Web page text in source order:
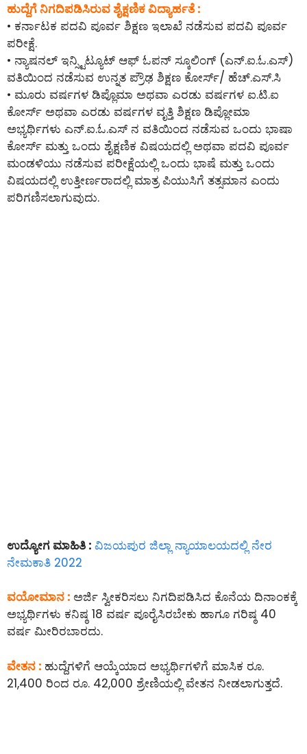
ಹುದ್ದೆಗೆ ನಿಗದಿಪಡಿಸಿರುವ ಶೈಕ್ಷಣಿಕ ವಿದ್ಯಾರ್ಹತೆ :
• ಕರ್ನಾಟಕ ಪದವಿ ಪೂರ್ವ ಶಿಕ್ಷಣ ಇಲಾಖೆ ನಡೆಸುವ ಪದವಿ ಪೂರ್ವ
ಪರೀಕ್ಷೆ.
• ನ್ಯಾಷನಲ್ ಇನ್ಸ್ಟಿಟ್ಯೂಟ್ ಆಫ್ ಓಪನ್ ಸ್ಕೂಲಿಂಗ್ (ಎನ್.ಐ.ಓ.ಎಸ್)
ವತಿಯಿಂದ ನಡೆಸುವ ಉನ್ನತ ಪ್ರೌಢ ಶಿಕ್ಷಣ ಕೋರ್ಸ್/ ಹೆಚ್.ಎಸ್.ಸಿ
• ಮೂರು ವರ್ಷಗಳ ಡಿಪ್ಲೊಮಾ ಅಥವಾ ಎರಡು ವರ್ಷಗಳ ಐ.ಟಿ.ಐ
ಕೋರ್ಸ್ ಅಥವಾ ಎರಡು ವರ್ಷಗಳ ವೃತ್ತಿ ಶಿಕ್ಷಣ ಡಿಪ್ಲೋಮಾ
ಅಭ್ಯರ್ಥಿಗಳು ಎನ್.ಐ.ಓ.ಎಸ್ ನ ವತಿಯಿಂದ ನಡೆಸುವ ಒಂದು ಭಾಷಾ
ಕೋರ್ಸ್ ಮತ್ತು ಒಂದು ಶೈಕ್ಷಣಿಕ ವಿಷಯದಲ್ಲಿ ಅಥವಾ ಪದವಿ ಪೂರ್ವ
ಮಂಡಳಿಯು ನಡೆಸುವ ಪರೀಕ್ಷೆಯಲ್ಲಿ ಒಂದು ಭಾಷೆ ಮತ್ತು ಒಂದು
ವಿಷಯದಲ್ಲಿ ಉತ್ತೀರ್ಣರಾದಲ್ಲಿ ಮಾತ್ರ ಪಿಯುಸಿಗೆ ತತ್ಸಮಾನ ಎಂದು
ಪರಿಗಣಿಸಲಾಗುವುದು.
ಉದ್ಯೋಗ ಮಾಹಿತಿ : ವಿಜಯಪುರ ಜಿಲ್ಲಾ ನ್ಯಾಯಾಲಯದಲ್ಲಿ ನೇರ
ನೇಮಕಾತಿ 2022
ವಯೋಮಾನ : ಅರ್ಜಿ ಸ್ವೀಕರಿಸಲು ನಿಗದಿಪಡಿಸಿದ ಕೊನೆಯ ದಿನಾಂಕಕ್ಕೆ
ಅಭ್ಯರ್ಥಿಗಳು ಕನಿಷ್ಠ 18 ವರ್ಷ ಪೂರೈಸಿರಬೇಕು ಹಾಗೂ ಗರಿಷ್ಠ 40
ವರ್ಷ ಮೀರಿರಬಾರದು.
ವೇತನ : ಹುದ್ದೆಗಳಿಗೆ ಆಯ್ಕೆಯಾದ ಅಭ್ಯರ್ಥಿಗಳಿಗೆ ಮಾಸಿಕ ರೂ.
21,400 ರಿಂದ ರೂ. 42,000 ಶ್ರೇಣಿಯಲ್ಲಿ ವೇತನ ನೀಡಲಾಗುತ್ತದೆ.